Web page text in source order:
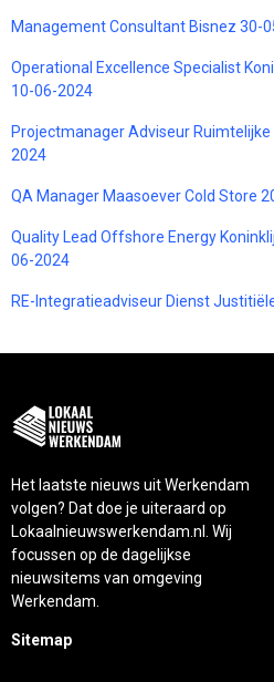
Management Consultant Bisnez 30-
Operational Excellence Specialist
10-06-2024
Projectmanager Adviseur Ruimtelijke
2024
QA Manager Maasoever Cold Store
Quality Lead Offshore Energy
06-2024
RE-Integratieadviseur Dienst
Het laatste nieuws uit Werkendam
volgen? Dat doe je uiteraard op
Lokaalnieuwswerkendam.nl. Wij
focussen op de dagelijkse
nieuwsitems van omgeving
Werkendam.
Sitemap